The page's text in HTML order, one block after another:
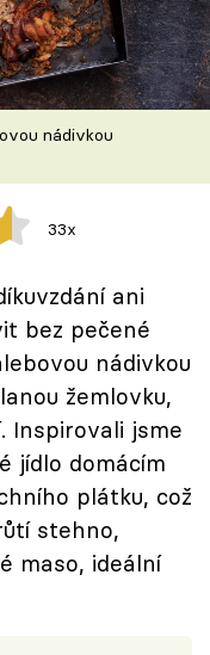
nádivkou
33x
ani
bez pečené
nádivkou
žemlovku,
Inspirovali jsme
jídlo domácím
plátku, což
stehno,
maso, ideální